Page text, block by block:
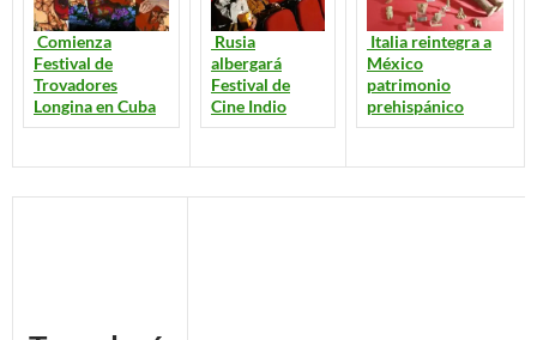
Comienza
Festival de
Trovadores
Longina en Cuba
Rusia
albergará
Festival de
Cine Indio
Italia reintegra a
México
patrimonio
prehispánico